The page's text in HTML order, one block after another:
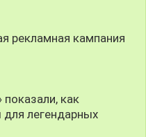
рекламная кампания
как
легендарных